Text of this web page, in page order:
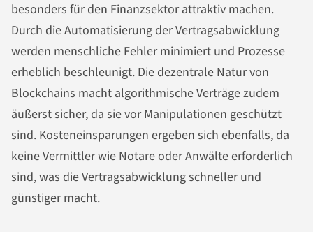
besonders für den Finanzsektor attraktiv machen.
Durch die Automatisierung der Vertragsabwicklung
werden menschliche Fehler minimiert und Prozesse
erheblich beschleunigt. Die dezentrale Natur von
Blockchains macht algorithmische Verträge zudem
äußerst sicher, da sie vor Manipulationen geschützt
sind. Kosteneinsparungen ergeben sich ebenfalls, da
keine Vermittler wie Notare oder Anwälte erforderlich
sind, was die Vertragsabwicklung schneller und
günstiger macht.